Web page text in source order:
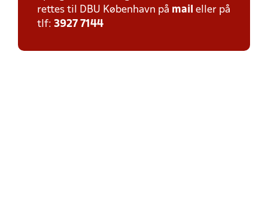
rettes til DBU København på mail eller på
tlf: 3927 7144